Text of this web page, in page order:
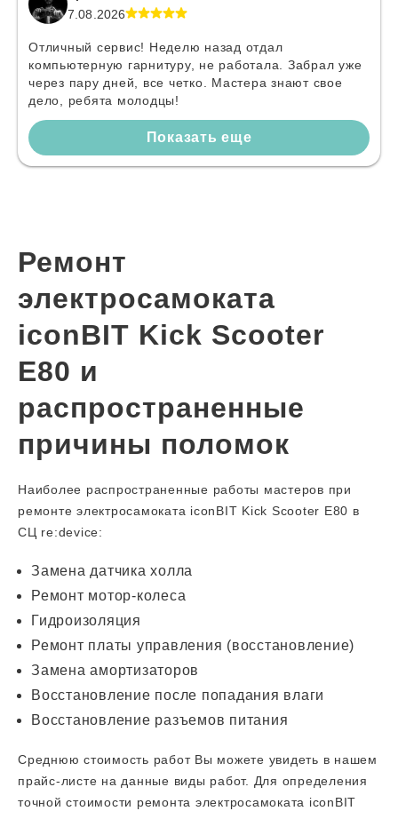
7.08.2026
Отличный сервис! Неделю назад отдал
компьютерную гарнитуру, не работала. Забрал уже
через пару дней, все четко. Мастера знают свое
дело, ребята молодцы!
Показать еще
Ремонт
электросамоката
iconBIT Kick Scooter
E80 и
распространенные
причины поломок
Наиболее распространенные работы мастеров при
ремонте электросамоката iconBIT Kick Scooter E80 в
СЦ re:device:
Замена датчика холла
Ремонт мотор-колеса
Гидроизоляция
Ремонт платы управления (восстановление)
Замена амортизаторов
Восстановление после попадания влаги
Восстановление разъемов питания
Среднюю стоимость работ Вы можете увидеть в нашем
прайс-листе на данные виды работ. Для определения
точной стоимости ремонта электросамоката iconBIT